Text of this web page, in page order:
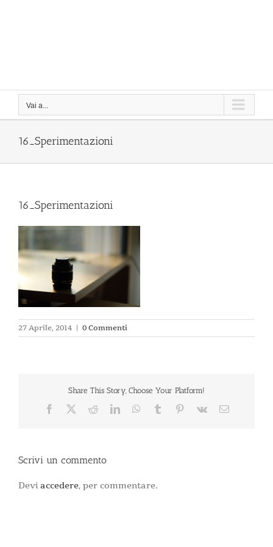
Vai a...
16_Sperimentazioni
16_Sperimentazioni
27 Aprile, 2014 | 0 Commenti
Share This Story, Choose Your Platform!
Facebook RedditLinkedInWhatsApp
Tumblr Pinterest
Vk Email
Scrivi un commento
Devi accedere, per commentare.